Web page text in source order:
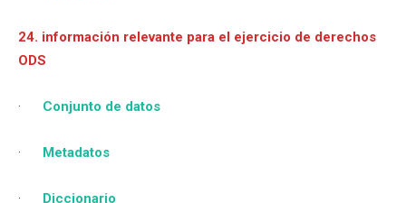
24. información relevante para el ejercicio de derechos
ODS
· Conjunto de datos
· Metadatos
· Diccionario